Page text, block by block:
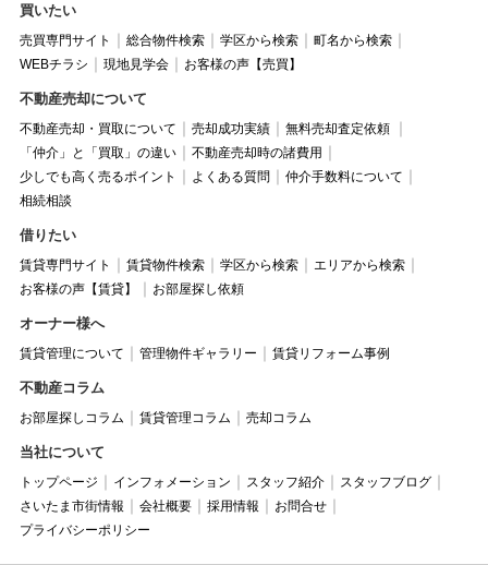
買いたい
売買専門サイト 総合物件検索 学区から検索
町名から検索
WEBチラシ
現地見学会 お客様の声【売買】
不動産売却について
不動産売却・買取について 売却成功実績
無料売却査定依頼
「仲介」と「買取」の違い
不動産売却時の諸費用
少しでも高く売るポイント
よくある質問
仲介手数料について
相続相談
借りたい
賃貸専門サイト 賃貸物件検索 学区から検索
エリアから検索
お客様の声【賃貸】
お部屋探し依頼
オーナー様へ
賃貸管理について 管理物件ギャラリー 賃貸リフォーム事例
不動産コラム
お部屋探しコラム 賃貸管理コラム 売却コラム
当社について
トップページ インフォメーション スタッフ紹介
スタッフブログ
さいたま市街情報
会社概要 採用情報
お問合せ
プライバシーポリシー